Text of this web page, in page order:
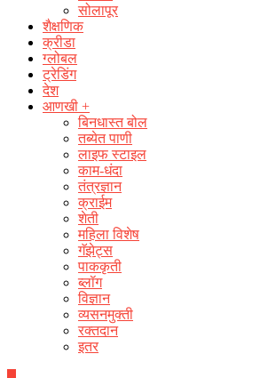
सोलापूर
शैक्षणिक
क्रीडा
ग्लोबल
ट्रेडिंग
देश
आणखी +
बिनधास्त बोल
तब्येत पाणी
लाइफ स्टाइल
काम-धंदा
तंत्रज्ञान
क्राईम
शेती
महिला विशेष
गॅझेट्स
पाककृती
ब्लॉग
विज्ञान
व्यसनमुक्ती
रक्‍तदान
इतर